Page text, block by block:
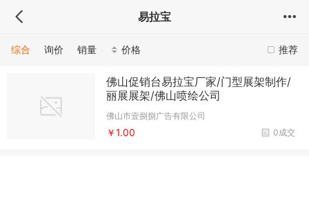
易拉宝
推荐
综合 询价 销量 价格
佛山促销台易拉宝厂家/门型展架制作/
丽展展架/佛山喷绘公司
佛山市壹捌捌广告有限公司
0成交
￥1.00